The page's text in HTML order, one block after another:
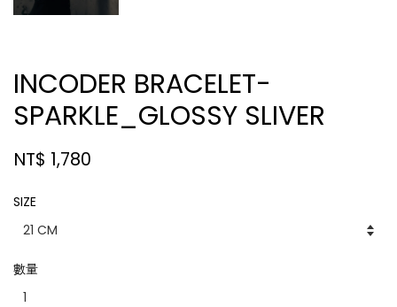
INCODER BRACELET-
SPARKLE_GLOSSY SLIVER
NT$ 1,780
SIZE
數量